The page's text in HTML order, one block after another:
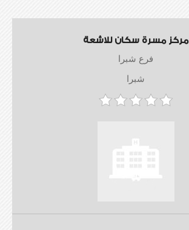
مركز مسرة سكان للاشعة
فرع شبرا
شبرا